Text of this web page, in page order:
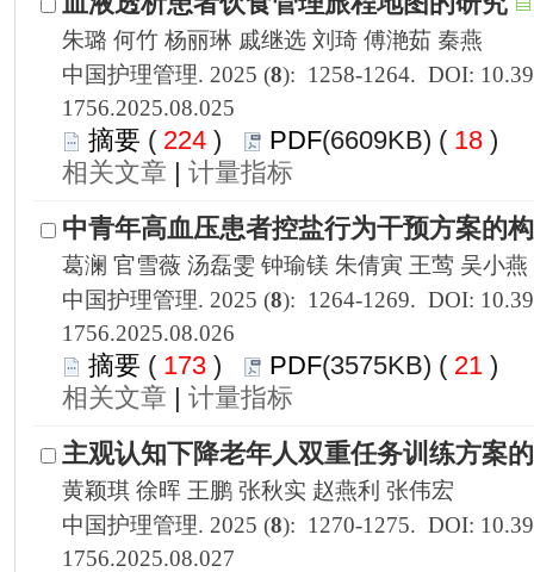
1756.2025.08.025
224 ) 18 )
|
1756.2025.08.026
173 ) 21 )
|
1756.2025.08.027